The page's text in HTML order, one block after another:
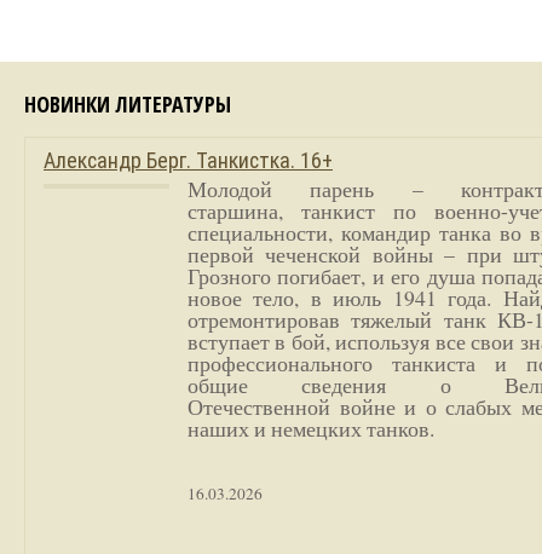
НОВИНКИ ЛИТЕРАТУРЫ
Александр Берг. Танкистка. 16+
Молодой парень –
старшина, танкист по военно-
специальности, командир танка во
первой чеченской войны – при
Грозного погибает, и его душа
новое тело, в июль 1941 года.
отремонтировав тяжелый танк
вступает в бой, используя все свои
профессионального танкиста и
общие сведения о
Отечественной войне и о слабых
наших и немецких танков.
16.03.2026